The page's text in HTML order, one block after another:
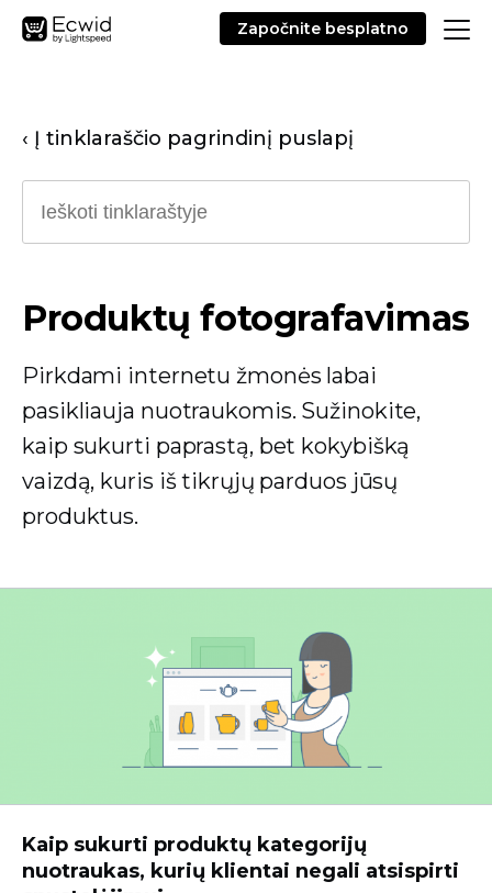
Započnite besplatno
‹ Į tinklaraščio pagrindinį puslapį
Produktų fotografavimas
Pirkdami internetu žmonės labai
pasikliauja nuotraukomis. Sužinokite,
kaip sukurti paprastą, bet kokybišką
vaizdą, kuris iš tikrųjų parduos jūsų
produktus.
Kaip sukurti produktų kategorijų
nuotraukas, kurių klientai negali atsispirti